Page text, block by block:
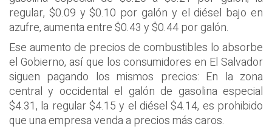
regular, $0.09 y $0.10 por galón y el diésel bajo en
azufre, aumenta entre $0.43 y $0.44 por galón.
Ese aumento de precios de combustibles lo absorbe
el Gobierno, así que los consumidores en El Salvador
siguen pagando los mismos precios: En la zona
central y occidental el galón de gasolina especial
$4.31, la regular $4.15 y el diésel $4.14, es prohibido
que una empresa venda a precios más caros.